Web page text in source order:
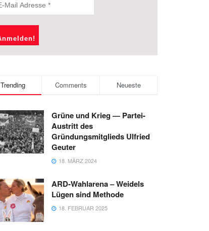
Trending Comments Neueste
Grüne und Krieg — Partei-
Austritt des
Gründungsmitglieds Ulfried
Geuter
18. MÄRZ 2024
ARD-Wahlarena – Weidels
Lügen sind Methode
18. FEBRUAR 2025